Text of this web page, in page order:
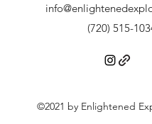
(720) 515-
©2021 by Enlightened